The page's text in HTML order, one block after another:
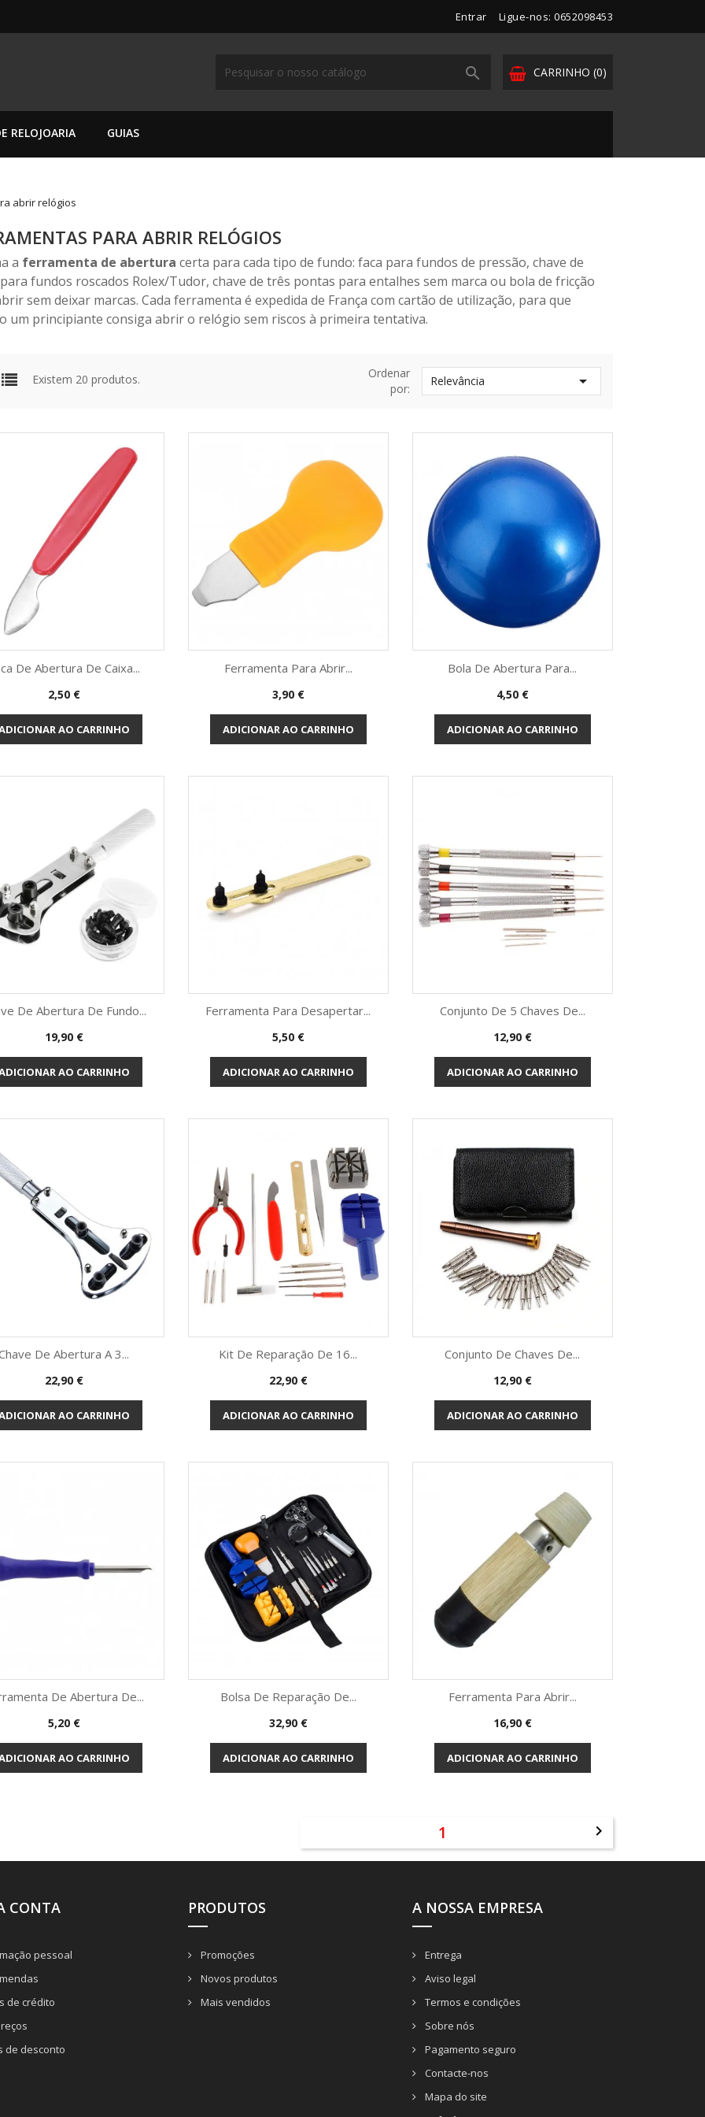
Entrar Ligue-nos: 0652098453
CARRINHO (0)

RELOJOARIA GUIAS
abrir relógios
PARA ABRIR RELÓGIOS
a ferramenta de abertura certa para cada tipo de fundo: faca para fundos de pressão, chave de
fundos roscados Rolex/Tudor, chave de três pontas para entalhes sem marca ou bola de fricção
sem deixar marcas. Cada ferramenta é expedida de França com cartão de utilização, para que
um principiante consiga abrir o relógio sem riscos à primeira tentativa.
Existem 20 produtos.
Ordenar
por:
Relevância 
Vista rápida
De Abertura De Caixa...
Preço
2,50 €
AO CARRINHO
Vista rápida
Ferramenta Para Abrir...
Preço
3,90 €
ADICIONAR AO CARRINHO
Vista rápida
Bola De Abertura Para...
Preço
4,50 €
ADICIONAR AO CARRINHO
Vista rápida
De Abertura De Fundo...
Preço
19,90 €
AO CARRINHO
Vista rápida
Ferramenta Para Desapertar...
Preço
5,50 €
ADICIONAR AO CARRINHO
Vista rápida
Conjunto De 5 Chaves De...
Preço
12,90 €
ADICIONAR AO CARRINHO
Vista rápida
De Abertura A 3...
Preço
22,90 €
AO CARRINHO
Vista rápida
Kit De Reparação De 16...
Preço
22,90 €
ADICIONAR AO CARRINHO
Vista rápida
Conjunto De Chaves De...
Preço
12,90 €
ADICIONAR AO CARRINHO
Vista rápida
De Abertura De...
Preço
5,20 €
AO CARRINHO
Vista rápida
Bolsa De Reparação De...
Preço
32,90 €
ADICIONAR AO CARRINHO
Vista rápida
Ferramenta Para Abrir...
Preço
16,90 €
ADICIONAR AO CARRINHO
1 
CONTA
pessoal
de crédito
de desconto
PRODUTOS
Promoções
Novos produtos
Mais vendidos
A NOSSA EMPRESA
Entrega
Aviso legal
Termos e condições
Sobre nós
Pagamento seguro
Contacte-nos
Mapa do site